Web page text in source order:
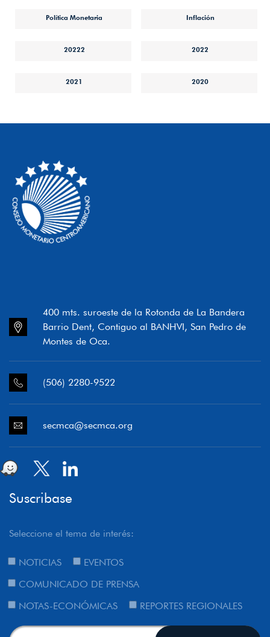
Política Monetaria Inflación
20222 2022
2021 2020
400 mts. suroeste de la Rotonda de La Bandera
Barrio Dent, Contiguo al BANHVI, San Pedro de
Montes de Oca.
(506) 2280-9522
secmca@secmca.org
Suscribase
Seleccione el tema de interés:
NOTICIAS
EVENTOS
COMUNICADO DE PRENSA
NOTAS-ECONÓMICAS
REPORTES REGIONALES